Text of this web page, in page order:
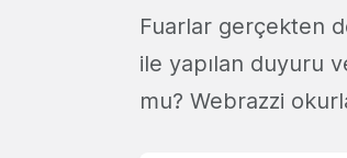
Fuarlar gerçekten
ile yapılan duyuru
mu? Webrazzi